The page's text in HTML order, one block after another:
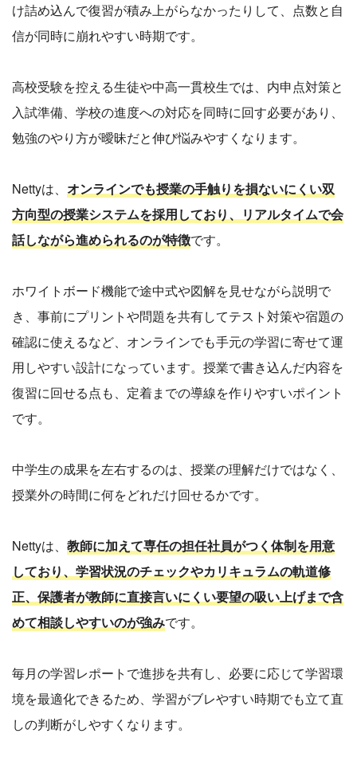
け詰め込んで復習が積み上がらなかったりして、点数と自
信が同時に崩れやすい時期です。
高校受験を控える生徒や中高一貫校生では、内申点対策と
入試準備、学校の進度への対応を同時に回す必要があり、
勉強のやり方が曖昧だと伸び悩みやすくなります。
Nettyは、 オンラインでも授業の手触りを損ないにくい双
方向型の授業システムを採用しており、リアルタイムで会
話しながら進められるのが特徴です。
ホワイトボード機能で途中式や図解を見せながら説明で
き、事前にプリントや問題を共有してテスト対策や宿題の
確認に使えるなど、オンラインでも手元の学習に寄せて運
用しやすい設計になっています。授業で書き込んだ内容を
復習に回せる点も、定着までの導線を作りやすいポイント
です。
中学生の成果を左右するのは、授業の理解だけではなく、
授業外の時間に何をどれだけ回せるかです。
Nettyは、 教師に加えて専任の担任社員がつく体制を用意
しており、学習状況のチェックやカリキュラムの軌道修
正、保護者が教師に直接言いにくい要望の吸い上げまで含
めて相談しやすいのが強みです。
毎月の学習レポートで進捗を共有し、必要に応じて学習環
境を最適化できるため、学習がブレやすい時期でも立て直
しの判断がしやすくなります。